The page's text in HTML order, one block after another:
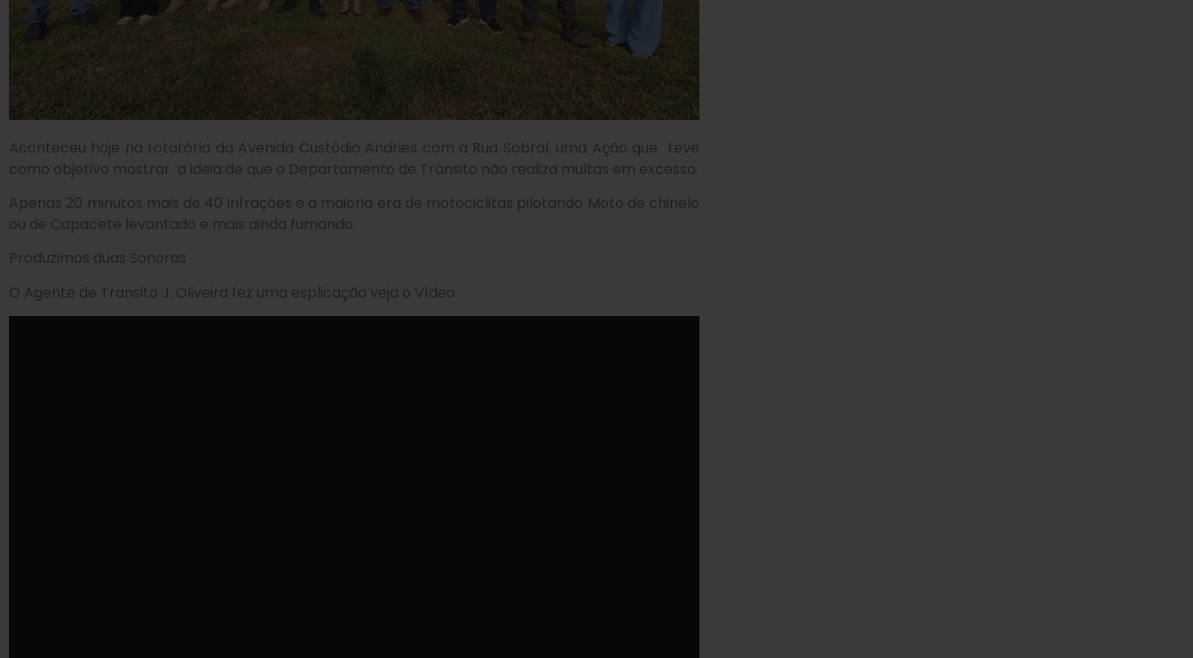
Aconteceu hoje na rotatória da Avenida Custódio Andries com a Rua Sobral, uma Ação que teve
como objetivo mostrar a ideia de que o Departamento de Trânsito não realiza multas em excesso.
Apenas 20 minutos mais de 40 infrações e a maioria era de motociclitas pilotando Moto de chinelo
ou de Capacete levantado e mais ainda fumando.
Produzimos duas Sonoras
O Agente de Transito J. Oliveira fez uma esplicação veja o Vídeo